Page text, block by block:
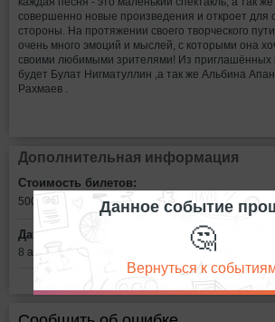
совершенно новые произведения и откроет для
стороны. На протяжении своего творческого
очень много эмоций и мыслей, с которыми она
своими любимыми зрителями! Из приглашённых
будет Булат Нигматуллин ,а так же Альбина
Рахмаев .
Дополнительная информация
Стоимость билетов:
500 - 1100 рублей
Дата:
8 апреля в 17:00
Данное событие
🤔
Вернуться к